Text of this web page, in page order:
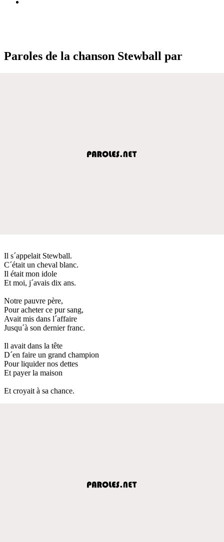
Paroles de la chanson Stewball par
Il s´appelait Stewball.
C´était un cheval blanc.
Il était mon idole
Et moi, j´avais dix ans.
Notre pauvre père,
Pour acheter ce pur sang,
Avait mis dans l´affaire
Jusqu´à son dernier franc.
Il avait dans la tête
D´en faire un grand champion
Pour liquider nos dettes
Et payer la maison
Et croyait à sa chance.